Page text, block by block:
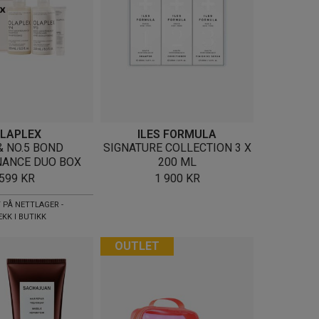
NO.5 BOND
DUO BOX
KR
NETTLAGER -
I BUTIKK
ILES FORMULA
SIGNATURE COLLECTION 3 X
200 ML
1 900 KR
OUTLET